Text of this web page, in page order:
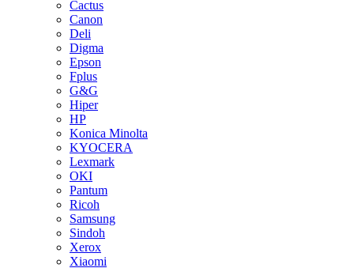
Cactus
Canon
Deli
Digma
Epson
Fplus
G&G
Hiper
HP
Konica Minolta
KYOCERA
Lexmark
OKI
Pantum
Ricoh
Samsung
Sindoh
Xerox
Xiaomi